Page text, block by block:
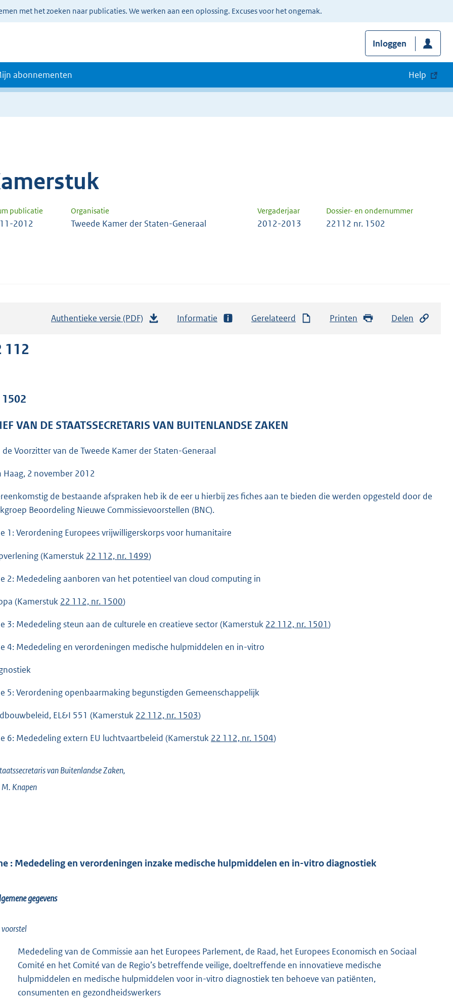
met het zoeken naar publicaties. We werken aan een oplossing. Excuses voor het ongemak.
Inloggen
abonnementen Help
publicatie Organisatie Vergaderjaar Dossier- en ondernummer
2012 Tweede Kamer der Staten-Generaal 2012-2013 22112 nr. 1502
Authentieke versie (PDF)
g
o
t
e
7
2
b
Informatie Gerelateerd Printen Delen
112
1502
VAN DE STAATSSECRETARIS VAN BUITENLANDSE ZAKEN
de Voorzitter van de Tweede Kamer der Staten-Generaal
Haag, 2 november 2012
de bestaande afspraken heb ik de eer u hierbij zes fiches aan te bieden die werden opgesteld door de
Beoordeling Nieuwe Commissievoorstellen (BNC).
1: Verordening Europees vrijwilligerskorps voor humanitaire
(Kamerstuk 22 112, nr. 1499)
2: Mededeling aanboren van het potentieel van cloud computing in
(Kamerstuk 22 112, nr. 1500)
3: Mededeling steun aan de culturele en creatieve sector (Kamerstuk 22 112, nr. 1501)
4: Mededeling en verordeningen medische hulpmiddelen en in-vitro
5: Verordening openbaarmaking begunstigden Gemeenschappelijk
EL&I 551 (Kamerstuk 22 112, nr. 1503)
6: Mededeling extern EU luchtvaartbeleid (Kamerstuk 22 112, nr. 1504)
van Buitenlandse Zaken,
M. Knapen
: Mededeling en verordeningen inzake medische hulpmiddelen en in-vitro diagnostiek
gegevens
Mededeling van de Commissie aan het Europees Parlement, de Raad, het Europees Economisch en Sociaal
Comité en het Comité van de Regio’s betreffende veilige, doeltreffende en innovatieve medische
hulpmiddelen en medische hulpmiddelen voor in-vitro diagnostiek ten behoeve van patiënten,
consumenten en gezondheidswerkers